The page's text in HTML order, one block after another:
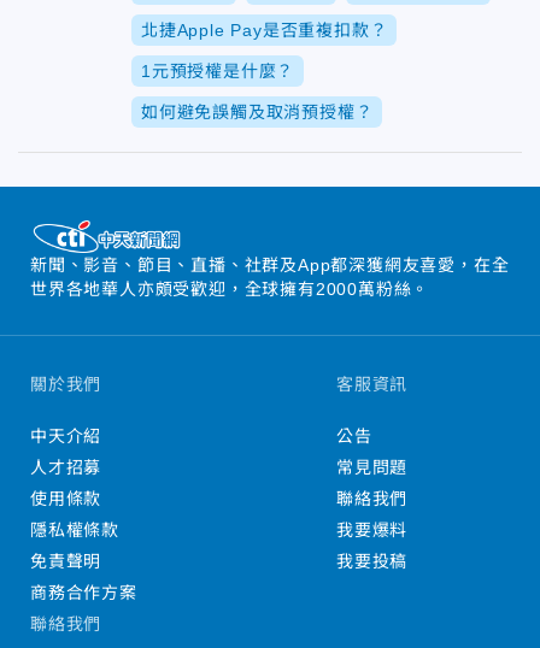
北捷Apple Pay是否重複扣款？
1元預授權是什麼？
如何避免誤觸及取消預授權？
新聞、影音、節目、直播、社群及App都深獲網友喜愛，在全
世界各地華人亦頗受歡迎，全球擁有2000萬粉絲。
關於我們
中天介紹
人才招募
使用條款
隱私權條款
免責聲明
商務合作方案
客服資訊
公告
常見問題
聯絡我們
我要爆料
我要投稿
聯絡我們